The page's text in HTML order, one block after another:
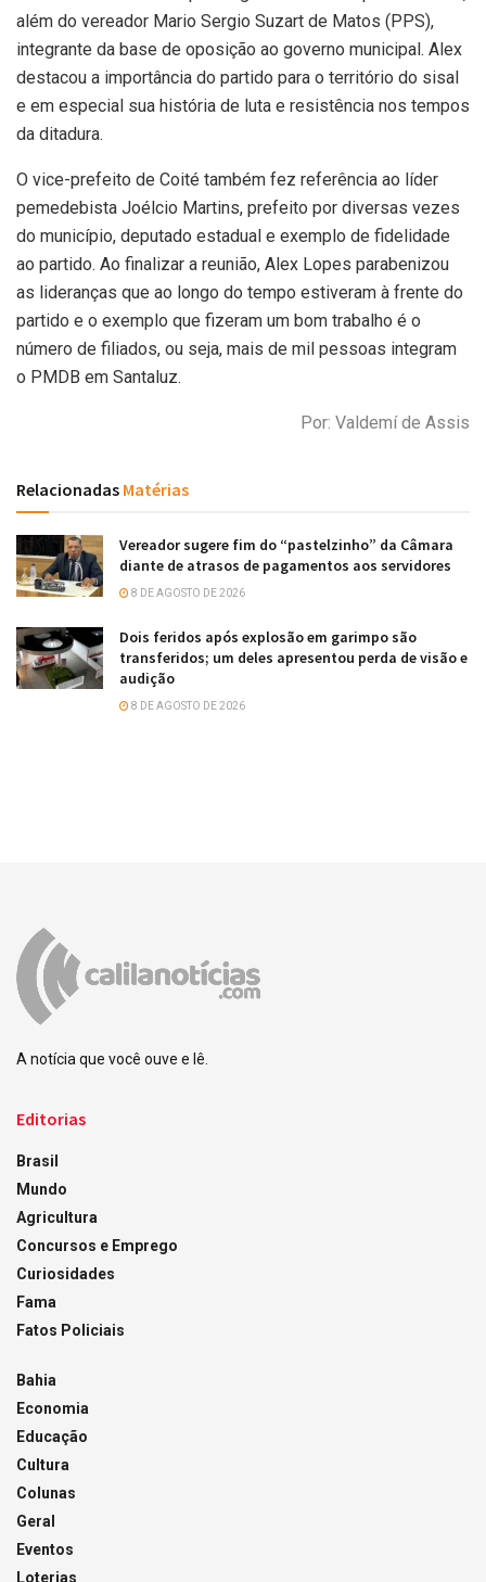
além do vereador Mario Sergio Suzart de Matos (PPS),
integrante da base de oposição ao governo municipal. Alex
destacou a importância do partido para o território do sisal
e em especial sua história de luta e resistência nos tempos
da ditadura.
O vice-prefeito de Coité também fez referência ao líder
pemedebista Joélcio Martins, prefeito por diversas vezes
do município, deputado estadual e exemplo de fidelidade
ao partido. Ao finalizar a reunião, Alex Lopes parabenizou
as lideranças que ao longo do tempo estiveram à frente do
partido e o exemplo que fizeram um bom trabalho é o
número de filiados, ou seja, mais de mil pessoas integram
o PMDB em Santaluz.
Por: Valdemí de Assis
Relacionadas Matérias
Vereador sugere fim do “pastelzinho” da Câmara
diante de atrasos de pagamentos aos servidores
8 DE AGOSTO DE 2026
Dois feridos após explosão em garimpo são
transferidos; um deles apresentou perda de visão e
audição
8 DE AGOSTO DE 2026
A notícia que você ouve e lê.
Editorias
Brasil
Mundo
Agricultura
Concursos e Emprego
Curiosidades
Fama
Fatos Policiais
Bahia
Economia
Educação
Cultura
Colunas
Geral
Eventos
Loterias